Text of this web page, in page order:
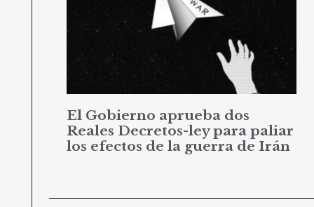
El Gobierno aprueba dos
Reales Decretos-ley para paliar
los efectos de la guerra de Irán